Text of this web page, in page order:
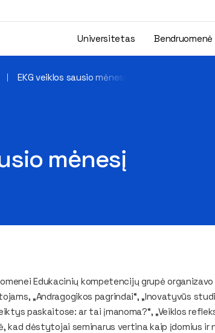
Universitetas Bendruomenė
EKG veiklos sausio mėnesį
mėnesį
Edukacinių kompetencijų grupė
„Andragogikos pagrindai“, „Inovatyvūs
paskaitose: ar tai įmanoma?“, „Veiklos
kad dėstytojai seminarus vertina kaip įdomius ir